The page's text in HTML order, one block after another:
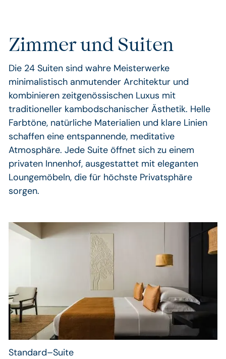
Zimmer und Suiten
Die 24 Suiten sind wahre Meisterwerke
minimalistisch anmutender Architektur und
kombinieren zeitgenössischen Luxus mit
traditioneller kambodschanischer Ästhetik. Helle
Farbtöne, natürliche Materialien und klare Linien
schaffen eine entspannende, meditative
Atmosphäre. Jede Suite öffnet sich zu einem
privaten Innenhof, ausgestattet mit eleganten
Loungemöbeln, die für höchste Privatsphäre
sorgen.
Standard–Suite